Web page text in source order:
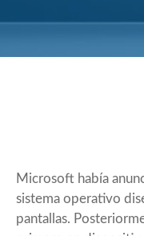
Microsoft había
sistema operativo
pantallas.